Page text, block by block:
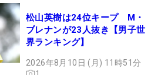
松山英樹は24位キープ M・
ブレナンが23人抜き【男子世
界ランキング】
2026年8月10日 (月) 11時51分